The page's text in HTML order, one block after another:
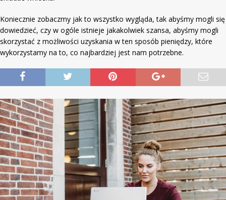
Koniecznie zobaczmy jak to wszystko wygląda, tak abyśmy mogli się
dowiedzieć, czy w ogóle istnieje jakakolwiek szansa, abyśmy mogli
skorzystać z możliwości uzyskania w ten sposób pieniędzy, które
wykorzystamy na to, co najbardziej jest nam potrzebne.